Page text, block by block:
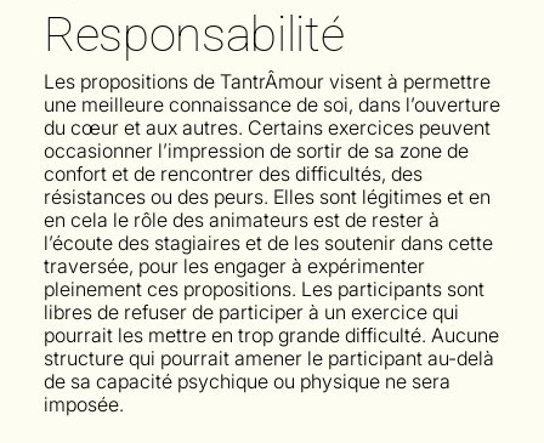
Responsabilité
Les propositions de TantrÂmour visent à permettre
une meilleure connaissance de soi, dans l’ouverture
du cœur et aux autres. Certains exercices peuvent
occasionner l’impression de sortir de sa zone de
confort et de rencontrer des difficultés, des
résistances ou des peurs. Elles sont légitimes et en
en cela le rôle des animateurs est de rester à
l’écoute des stagiaires et de les soutenir dans cette
traversée, pour les engager à expérimenter
pleinement ces propositions. Les participants sont
libres de refuser de participer à un exercice qui
pourrait les mettre en trop grande difficulté. Aucune
structure qui pourrait amener le participant au-delà
de sa capacité psychique ou physique ne sera
imposée.